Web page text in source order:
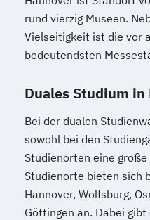
rund vierzig Museen.
Vielseitigkeit ist die vor
bedeutendsten
Duales Studium in
Bei der dualen
sowohl bei den
Studienorten eine
Studienorte bieten sich
Hannover, Wolfsburg,
Göttingen an. Dabei